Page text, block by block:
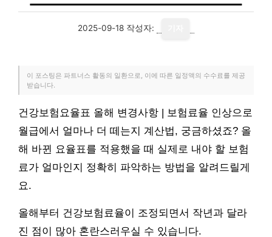
2025-09-18 작성자:
이 포스팅은 파트너스 활동의 일환으로, 이에 따른 일정액의 수수료를 제공
받습니다.
건강보험요율표 올해 변경사항 | 보험료율 인상으로
월급에서 얼마나 더 떼는지 계산법, 궁금하셨죠? 올
해 바뀐 요율표를 적용했을 때 실제로 내야 할 보험
료가 얼마인지 정확히 파악하는 방법을 알려드릴게
요.
올해부터 건강보험료율이 조정되면서 작년과 달라
진 점이 많아 혼란스러우실 수 있습니다.